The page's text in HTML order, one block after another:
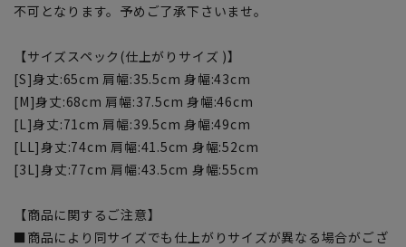
不可となります。予めご了承下さいませ。
【サイズスペック(仕上がりサイズ )】
[S]身丈:65cm 肩幅:35.5cm 身幅:43cm
[M]身丈:68cm 肩幅:37.5cm 身幅:46cm
[L]身丈:71cm 肩幅:39.5cm 身幅:49cm
[LL]身丈:74cm 肩幅:41.5cm 身幅:52cm
[3L]身丈:77cm 肩幅:43.5cm 身幅:55cm
【商品に関するご注意】
■商品により同サイズでも仕上がりサイズが異なる場合がござ